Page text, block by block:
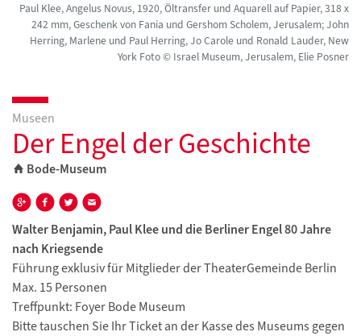
Paul Klee, Angelus Novus, 1920, Öltransfer und Aquarell auf Papier, 318 x
242 mm, Geschenk von Fania und Gershom Scholem, Jerusalem; John
Herring, Marlene und Paul Herring, Jo Carole und Ronald Lauder, New
York Foto © Israel Museum, Jerusalem, Elie Posner
Museen
Der Engel der Geschichte
Bode-Museum
Walter Benjamin, Paul Klee und die Berliner Engel 80 Jahre
nach Kriegsende
Führung exklusiv für Mitglieder der TheaterGemeinde Berlin
Max. 15 Personen
Treffpunkt: Foyer Bode Museum
Bitte tauschen Sie Ihr Ticket an der Kasse des Museums gegen